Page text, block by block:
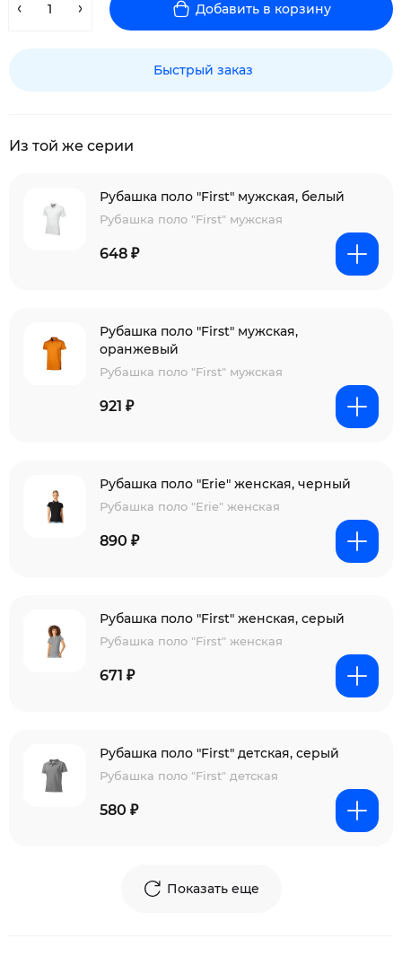
Добавить в корзину
Быстрый заказ
Из той же серии
Рубашка поло "First" мужская, белый
Рубашка поло "First" мужская
648 ₽
Рубашка поло "First" мужская,
оранжевый
Рубашка поло "First" мужская
921 ₽
Рубашка поло "Erie" женская, черный
Рубашка поло "Erie" женская
890 ₽
Рубашка поло "First" женская, серый
Рубашка поло "First" женская
671 ₽
Рубашка поло "First" детская, серый
Рубашка поло "First" детская
580 ₽
Показать еще